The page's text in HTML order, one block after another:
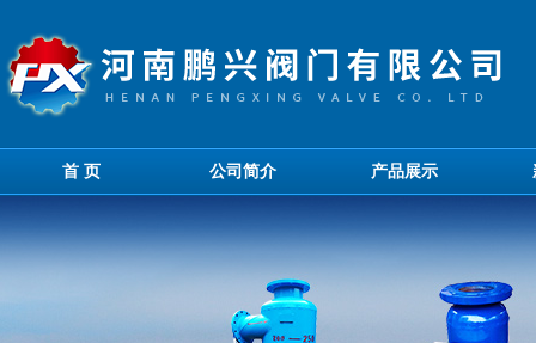
首 页 公司简介 产品展示